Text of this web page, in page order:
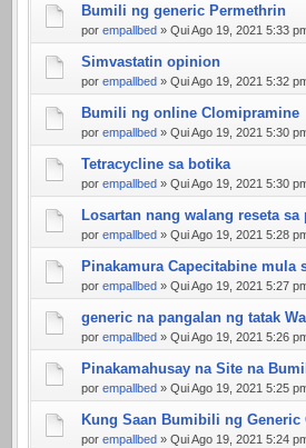
Bumili ng generic Permethrin
por empallbed » Qui Ago 19, 2021 5:33
Simvastatin opinion
por empallbed » Qui Ago 19, 2021 5:32
Bumili ng online Clomipramine
por empallbed » Qui Ago 19, 2021 5:30
Tetracycline sa botika
por empallbed » Qui Ago 19, 2021 5:30
Losartan nang walang reseta sa
por empallbed » Qui Ago 19, 2021 5:28
Pinakamura Capecitabine mula
por empallbed » Qui Ago 19, 2021 5:27
generic na pangalan ng tatak
por empallbed » Qui Ago 19, 2021 5:26
Pinakamahusay na Site na
por empallbed » Qui Ago 19, 2021 5:25
Kung Saan Bumibili ng Generic
por empallbed » Qui Ago 19, 2021 5:24